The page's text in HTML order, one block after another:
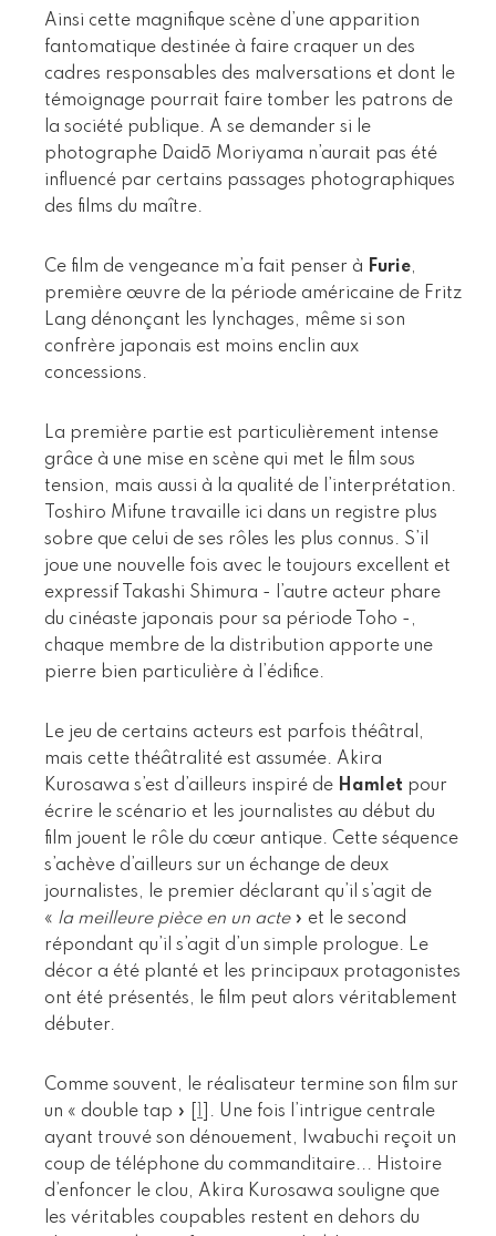
Ainsi cette magnifique scène d’une apparition
fantomatique destinée à faire craquer un des
cadres responsables des malversations et dont le
témoignage pourrait faire tomber les patrons de
la société publique. A se demander si le
photographe Daidō Moriyama n’aurait pas été
influencé par certains passages photographiques
des films du maître.
Ce film de vengeance m’a fait penser à Furie,
première œuvre de la période américaine de Fritz
Lang dénonçant les lynchages, même si son
confrère japonais est moins enclin aux
concessions.
La première partie est particulièrement intense
grâce à une mise en scène qui met le film sous
tension, mais aussi à la qualité de l’interprétation.
Toshiro Mifune travaille ici dans un registre plus
sobre que celui de ses rôles les plus connus. S’il
joue une nouvelle fois avec le toujours excellent et
expressif Takashi Shimura - l’autre acteur phare
du cinéaste japonais pour sa période Toho -,
chaque membre de la distribution apporte une
pierre bien particulière à l’édifice.
Le jeu de certains acteurs est parfois théâtral,
mais cette théâtralité est assumée. Akira
Kurosawa s’est d’ailleurs inspiré de Hamlet pour
écrire le scénario et les journalistes au début du
film jouent le rôle du cœur antique. Cette séquence
s’achève d’ailleurs sur un échange de deux
journalistes, le premier déclarant qu’il s’agit de
« la meilleure pièce en un acte» et le second
répondant qu’il s’agit d’un simple prologue. Le
décor a été planté et les principaux protagonistes
ont été présentés, le film peut alors véritablement
débuter.
Comme souvent, le réalisateur termine son film sur
un « double tap »
1
. Une fois l’intrigue centrale
ayant trouvé son dénouement, Iwabuchi reçoit un
coup de téléphone du commanditaire... Histoire
d’enfoncer le clou, Akira Kurosawa souligne que
les véritables coupables restent en dehors du